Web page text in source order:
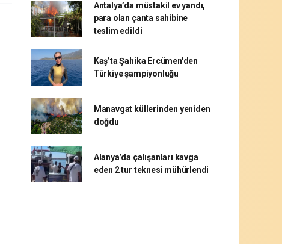
Antalya’da müstakil ev yandı,
para olan çanta sahibine
teslim edildi
Kaş’ta Şahika Ercümen'den
Türkiye şampiyonluğu
Manavgat küllerinden yeniden
doğdu
Alanya’da çalışanları kavga
eden 2 tur teknesi mühürlendi